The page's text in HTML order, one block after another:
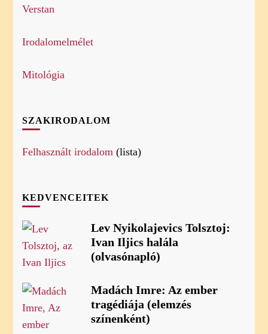
Verstan
Irodalomelmélet
Mitológia
SZAKIRODALOM
Felhasznált irodalom (lista)
KEDVENCEITEK
Lev Nyikolajevics Tolsztoj:
Ivan Iljics halála
(olvasónapló)
Madách Imre: Az ember
tragédiája (elemzés
színenként)